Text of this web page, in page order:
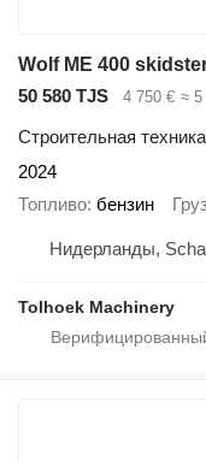
Wolf ME 400
50 580 TJS
4 750 € ≈ 5
Строительная
2024
Топливо бензин
Нидерланды,
Tolhoek Machinery